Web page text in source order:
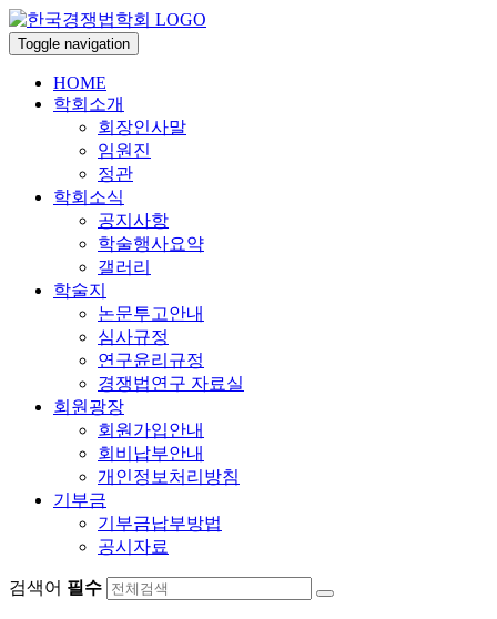
Toggle navigation
HOME
학회소개
회장인사말
임원진
정관
학회소식
공지사항
학술행사요약
갤러리
학술지
논문투고안내
심사규정
연구윤리규정
경쟁법연구 자료실
회원광장
회원가입안내
회비납부안내
개인정보처리방침
기부금
기부금납부방법
공시자료
검색어 필수